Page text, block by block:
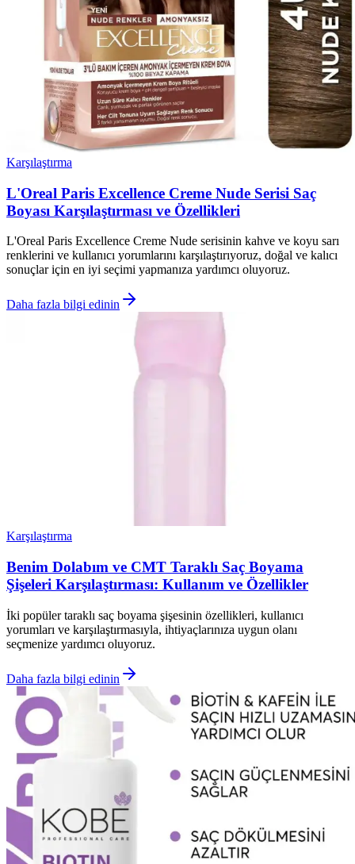
Karşılaştırma
L'Oreal Paris Excellence Creme Nude Serisi Saç
Boyası Karşılaştırması ve Özellikleri
L'Oreal Paris Excellence Creme Nude serisinin kahve ve koyu sarı
renklerini ve kullanıcı yorumlarını karşılaştırıyoruz, doğal ve kalıcı
sonuçlar için en iyi seçimi yapmanıza yardımcı oluyoruz.
Daha fazla bilgi edinin
Karşılaştırma
Benim Dolabım ve CMT Taraklı Saç Boyama
Şişeleri Karşılaştırması: Kullanım ve Özellikler
İki popüler taraklı saç boyama şişesinin özellikleri, kullanıcı
yorumları ve karşılaştırmasıyla, ihtiyaçlarınıza uygun olanı
seçmenize yardımcı oluyoruz.
Daha fazla bilgi edinin